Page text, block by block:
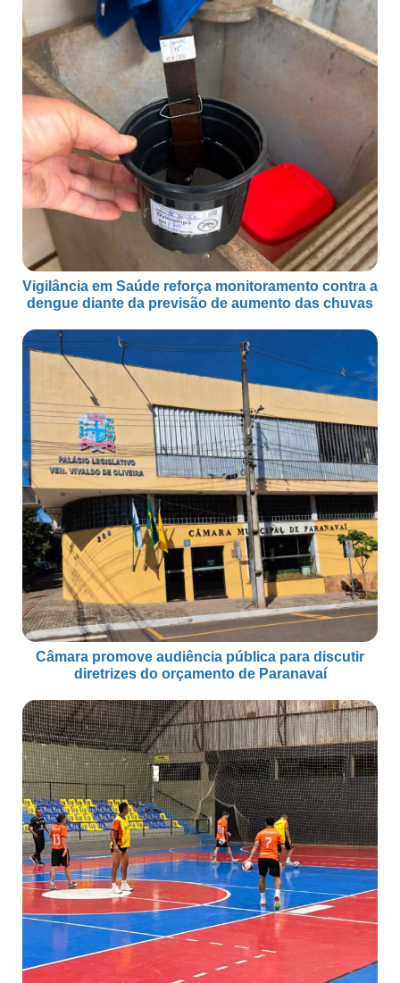
Vigilância em Saúde reforça monitoramento contra a
dengue diante da previsão de aumento das chuvas
Câmara promove audiência pública para discutir
diretrizes do orçamento de Paranavaí